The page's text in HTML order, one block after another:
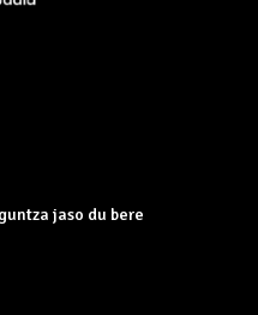
jaso du bere